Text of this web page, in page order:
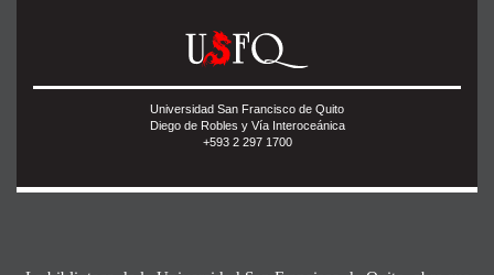
Universidad San Francisco de Quito
Diego de Robles y Vía Interoceánica
+593 2 297 1700